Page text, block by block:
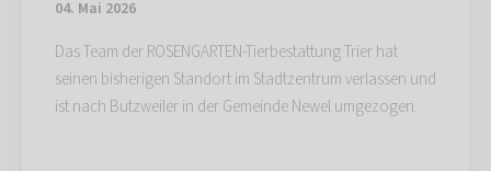
04. Mai 2026
Das Team der ROSENGARTEN-Tierbestattung Trier hat
seinen bisherigen Standort im Stadtzentrum verlassen und
ist nach Butzweiler in der Gemeinde Newel umgezogen.